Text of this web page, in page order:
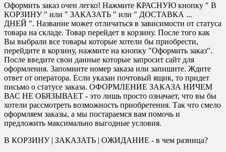
Оформить заказ очен легко! Нажмите КРАСНУЮ кнопку " В
КОРЗИНУ " или " ЗАКАЗАТЬ " или " ДОСТАВКА ...
ДНЕЙ ". Название может отличаться в зависимости от статуса
товара на складе. Товар перейдет в корзину. После того как
Вы выбрали все товары которые хотели бы приобрести,
перейдите в корзину, нажмите на кнопку "Оформить заказ".
После введите свои данные которые запросит сайт для
оформления. Запомните номер заказа или запишите. Ждите
ответ от оператора. Если указан почтовый ящик, то придет
письмо о статусе заказа. ОФОРМЛЕНИЕ ЗАКАЗА НИЧЕМ
ВАС НЕ ОБЯЗЫВАЕТ - это лишь просто означает, что вы бы
хотели рассмотреть возможность приобретения. Так что смело
оформляем заказы, а мы постараемся вам помочь и
предложить максимально выгодные условия.
В КОРЗИНУ | ЗАКАЗАТЬ | ОЖИДАНИЕ - в чем разница?